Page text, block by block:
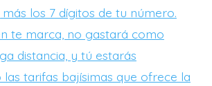
los 7 dígitos de tu número.
te marca, no gastará como
distancia, y tú estarás
tarifas bajísimas que ofrece la